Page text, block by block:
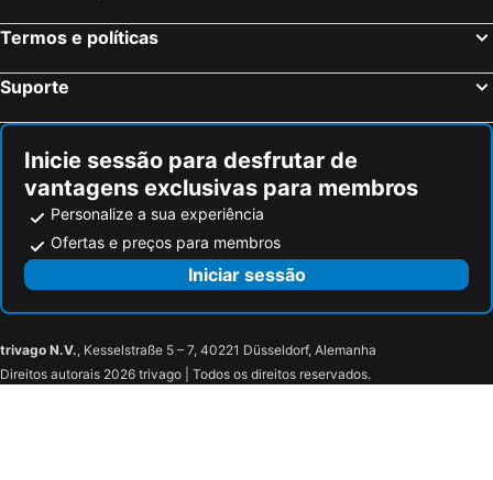
Termos e políticas
Suporte
Inicie sessão para desfrutar de
vantagens exclusivas para membros
Personalize a sua experiência
Ofertas e preços para membros
Iniciar sessão
trivago N.V., Kesselstraße 5 – 7, 40221 Düsseldorf, Alemanha
Direitos autorais 2026 trivago | Todos os direitos reservados.